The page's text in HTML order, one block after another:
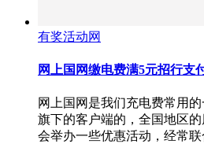
有奖活动网
网上国网缴电费满5元招行支
网上国网是我们充电费常用
旗下的客户端的，全国地区
会举办一些优惠活动，经常